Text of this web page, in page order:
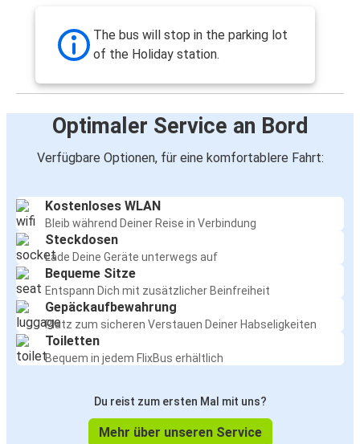
The bus will stop in the parking lot
of the Holiday station.
Optimaler Service an Bord
Verfügbare Optionen, für eine komfortablere Fahrt:
Kostenloses WLAN
Bleib während Deiner Reise in Verbindung
Steckdosen
Lade Deine Geräte unterwegs auf
Bequeme Sitze
Entspann Dich mit zusätzlicher Beinfreiheit
Gepäckaufbewahrung
Platz zum sicheren Verstauen Deiner Habseligkeiten
Toiletten
Bequem in jedem FlixBus erhältlich
Du reist zum ersten Mal mit uns?
Mehr über unseren Service